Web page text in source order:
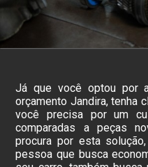
Já que você optou por
orçamento Jandira, tenha
você precisa por um
comparadas a peças
procura por esta
pessoa que busca